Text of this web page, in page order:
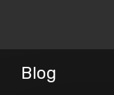
Blog